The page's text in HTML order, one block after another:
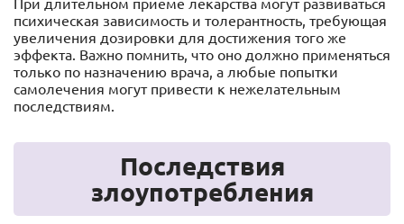
При длительном приеме лекарства могут развиваться
психическая зависимость и толерантность, требующая
увеличения дозировки для достижения того же
эффекта. Важно помнить, что оно должно применяться
только по назначению врача, а любые попытки
самолечения могут привести к нежелательным
последствиям.
Последствия
злоупотребления